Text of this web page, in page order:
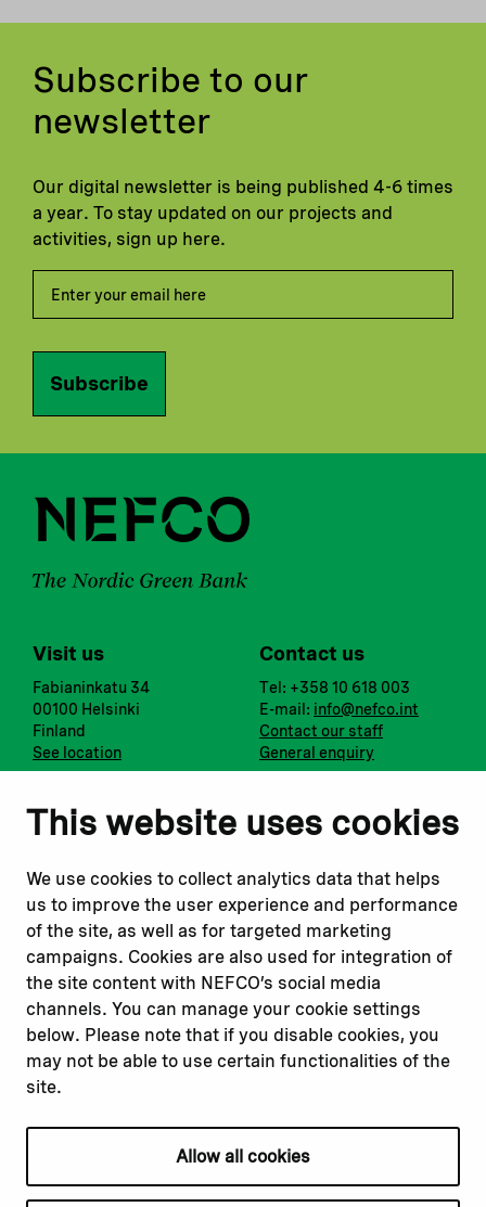
This website uses cookies
We use cookies to collect analytics data that helps
us to improve the user experience and performance
of the site, as well as for targeted marketing
campaigns. Cookies are also used for integration of
the site content with NEFCO’s social media
channels. You can manage your cookie settings
below. Please note that if you disable cookies, you
may not be able to use certain functionalities of the
site.
Allow all cookies
Subscribe to our
newsletter
Our digital newsletter is being published 4-6 times
a year. To stay updated on our projects and
activities, sign up here.
Subscribe
Visit us
Fabianinkatu 34
00100 Helsinki
Finland
See location
Contact us
Tel: +358 10 618 003
E-mail: info@nefco.int
Contact our staff
General enquiry
Notify us
Report a concern
Submit a complaint
Instagram
Youtube
Read about
Our financing
Our projects
Our impact
Our workplace
Related websites
Nopef
BGFA
MCFA
Privacy policy